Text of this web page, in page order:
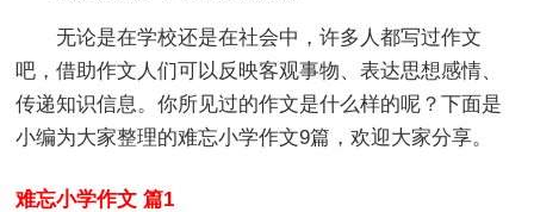
无论是在学校还是在社会中，许多人都写过作文
吧，借助作文人们可以反映客观事物、表达思想感情、
传递知识信息。你所见过的作文是什么样的呢？下面是
小编为大家整理的难忘小学作文9篇，欢迎大家分享。
难忘小学作文 篇1